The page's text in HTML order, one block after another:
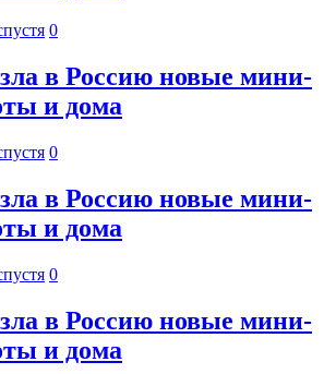
0
в Россию новые мини-
и дома
0
в Россию новые мини-
и дома
0
в Россию новые мини-
и дома